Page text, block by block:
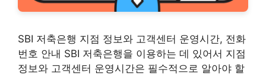
SBI 저축은행 지점 정보와 고객센터 운영시간, 전화
번호 안내 SBI 저축은행을 이용하는 데 있어서 지점
정보와 고객센터 운영시간은 필수적으로 알아야 할